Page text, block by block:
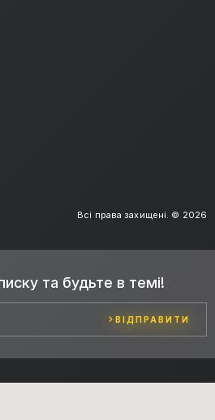
Всі права захищені. © 2026
та будьте в темі!
ВІДПРАВИТИ